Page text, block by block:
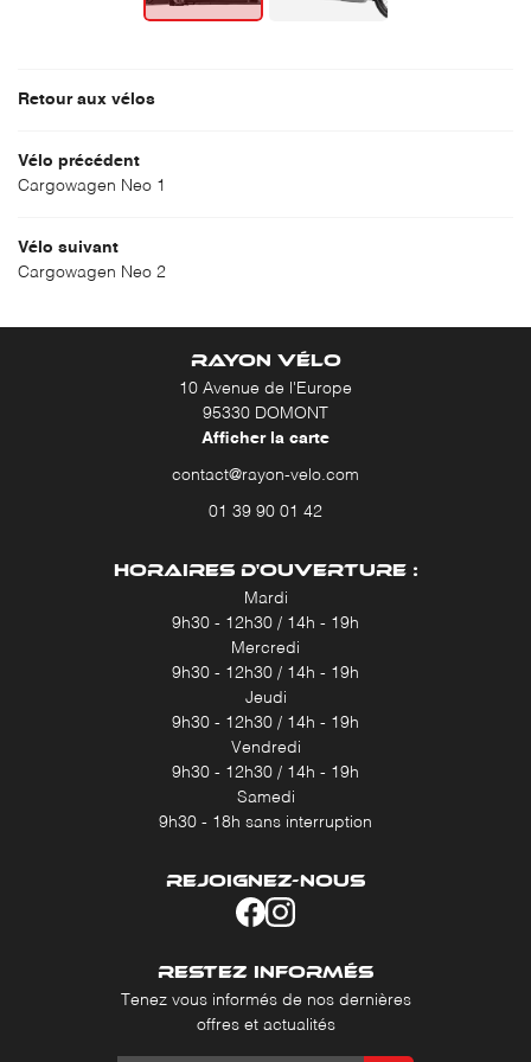
Retour aux vélos
Vélo précédent
Cargowagen Neo 1
Vélo suivant
Cargowagen Neo 2
RAYON VÉLO
10 Avenue de l'Europe
95330 DOMONT
Afficher la carte
01 39 90 01 42
HORAIRES D'OUVERTURE :
Mardi
9h30 - 12h30 / 14h - 19h
Mercredi
9h30 - 12h30 / 14h - 19h
Jeudi
9h30 - 12h30 / 14h - 19h
Vendredi
9h30 - 12h30 / 14h - 19h
Samedi
9h30 - 18h sans interruption
REJOIGNEZ-NOUS
RESTEZ INFORMÉS
Tenez vous informés de nos dernières
offres et actualités